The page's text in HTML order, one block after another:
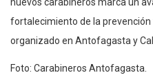
nuevos carabineros marca un
fortalecimiento de la
organizado en Antofagasta y
Foto: Carabineros Antofagasta.